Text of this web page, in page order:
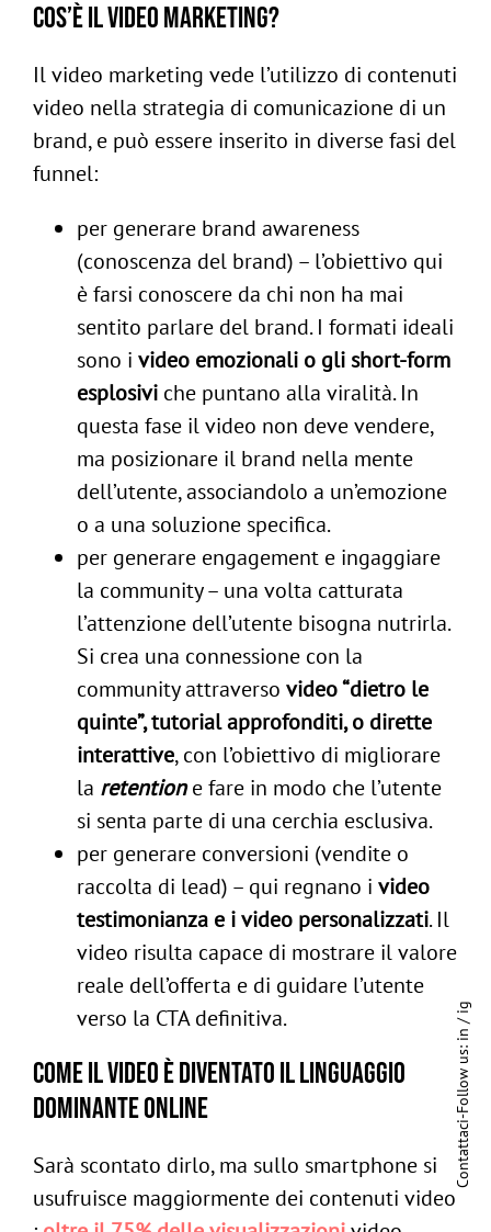
Contattaci
-
Follow us:
in
/
ig
Cos’è il video marketing?
Il video marketing vede l’utilizzo di contenuti
video nella strategia di comunicazione di un
brand, e può essere inserito in diverse fasi del
funnel:
per generare brand awareness
(conoscenza del brand) – l’obiettivo qui
è farsi conoscere da chi non ha mai
sentito parlare del brand. I formati ideali
sono i video emozionali o gli short-form
esplosivi che puntano alla viralità. In
questa fase il video non deve vendere,
ma posizionare il brand nella mente
dell’utente, associandolo a un’emozione
o a una soluzione specifica.
per generare engagement e ingaggiare
la community – una volta catturata
l’attenzione dell’utente bisogna nutrirla.
Si crea una connessione con la
community attraverso video “dietro le
quinte”, tutorial approfonditi, o dirette
interattive, con l’obiettivo di migliorare
la retentione fare in modo che l’utente
si senta parte di una cerchia esclusiva.
per generare conversioni (vendite o
raccolta di lead) – qui regnano i video
testimonianza e i video personalizzati. Il
video risulta capace di mostrare il valore
reale dell’offerta e di guidare l’utente
verso la CTA definitiva.
Come il video è diventato il linguaggio
dominante online
Sarà scontato dirlo, ma sullo smartphone si
usufruisce maggiormente dei contenuti video